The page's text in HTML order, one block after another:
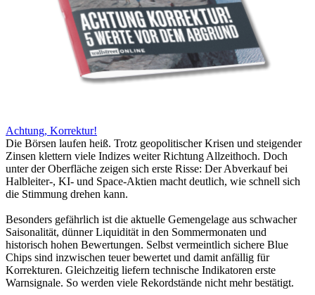
Achtung, Korrektur!
Die Börsen laufen heiß. Trotz geopolitischer Krisen und steigender
Zinsen klettern viele Indizes weiter Richtung Allzeithoch. Doch
unter der Oberfläche zeigen sich erste Risse: Der Abverkauf bei
Halbleiter-, KI- und Space-Aktien macht deutlich, wie schnell sich
die Stimmung drehen kann.
Besonders gefährlich ist die aktuelle Gemengelage aus schwacher
Saisonalität, dünner Liquidität in den Sommermonaten und
historisch hohen Bewertungen. Selbst vermeintlich sichere Blue
Chips sind inzwischen teuer bewertet und damit anfällig für
Korrekturen. Gleichzeitig liefern technische Indikatoren erste
Warnsignale. So werden viele Rekordstände nicht mehr bestätigt.